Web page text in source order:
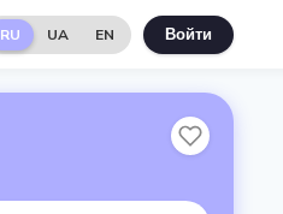
RU UA EN Войти